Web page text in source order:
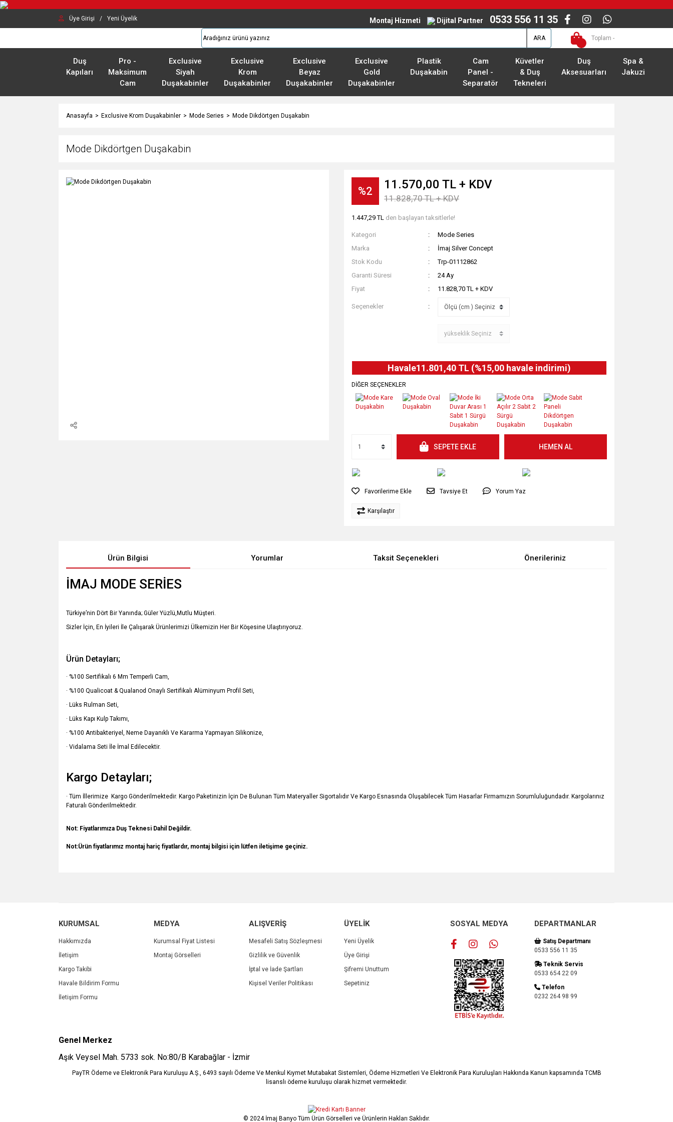
Üye Girişi / Yeni Üyelik Montaj Hizmeti Dijital Partner 0533 556 11 35
ARA Toplam -
Duş
Kapıları
Pro -
Maksimum
Cam
Exclusive
Siyah
Duşakabinler
Exclusive
Krom
Duşakabinler
Exclusive
Beyaz
Duşakabinler
Exclusive
Gold
Duşakabinler
Plastik
Duşakabin
Cam
Panel -
Separatör
Küvetler
& Duş
Tekneleri
Duş
Aksesuarları
Spa &
Jakuzi
Anasayfa Exclusive Krom Duşakabinler Mode Series Mode Dikdörtgen Duşakabin
Mode Dikdörtgen Duşakabin
%2 11.570,00 TL + KDV
11.828,70 TL + KDV
1.447,29 TL den başlayan taksitlerle!
Kategori
Mode Series
Marka
İmaj Silver Concept
Stok Kodu
Trp-01112862
Garanti Süresi
24 Ay
Fiyat
11.828,70 TL + KDV
Seçenekler
Havale11.801,40 TL (%15,00 havale indirimi)
DİĞER SEÇENEKLER
SEPETE EKLE HEMEN AL
Tavsiye Et Yorum Yaz
Karşılaştır
Ürün Bilgisi Yorumlar Taksit Seçenekleri Önerileriniz
İMAJ MODE SERİES
Türkiye’nin Dört Bir Yanında; Güler Yüzlü,Mutlu Müşteri.
Sizler İçin, En İyileri İle Çalışarak Ürünlerimizi Ülkemizin Her Bir Köşesine Ulaştırıyoruz.
Ürün Detayları;
· %100 Sertifikalı 6 Mm Temperli Cam,
· %100 Qualicoat & Qualanod Onaylı Sertifikalı Alüminyum Profil Seti,
· Lüks Rulman Seti,
· Lüks Kapı Kulp Takımı,
· %100 Antibakteriyel, Neme Dayanıklı Ve Kararma Yapmayan Silikonize,
· Vidalama Seti İle İmal Edilecektir.
Kargo Detayları;
· Tüm İllerimize Kargo Gönderilmektedir. Kargo Paketinizin İçin De Bulunan Tüm Materyaller Sigortalıdır Ve Kargo Esnasında Oluşabilecek Tüm Hasarlar Firmamızın Sorumluluğundadır. Kargolarınız
Faturalı Gönderilmektedir.
Not: Fiyatlarımıza Duş Teknesi Dahil Değildir.
Not:Ürün fiyatlarımız montaj hariç fiyatlardır, montaj bilgisi için lütfen iletişime geçiniz.
Yorum Yaz
Ürün açıklamasında eksik bilgiler bulunuyor.
Ürün bilgilerinde hatalar bulunuyor.
Ürün fiyatı diğer sitelerden daha pahalı.
Bu ürüne benzer farklı alternatifler olmalı.
KURUMSAL
Hakkımızda
İletişim
Kargo Takibi
Havale Bildirim Formu
İletişim Formu
MEDYA
Kurumsal Fiyat Listesi
Montaj Görselleri
ALIŞVERİŞ
Mesafeli Satış Sözleşmesi
Gizlilik ve Güvenlik
İptal ve İade Şartları
Kişisel Veriler Politikası
ÜYELİK
Yeni Üyelik
Üye Girişi
Şifremi Unuttum
Sepetiniz
SOSYAL MEDYA DEPARTMANLAR
Satış Departmanı
0533 556 11 35
Teknik Servis
0533 654 22 09
Telefon
0232 264 98 99
Genel Merkez
Aşık Veysel Mah. 5733 sok. No:80/B Karabağlar - İzmir
PayTR Ödeme ve Elektronik Para Kuruluşu A.Ş., 6493 sayılı Ödeme Ve Menkul Kıymet Mutabakat Sistemleri, Ödeme Hizmetleri Ve Elektronik Para Kuruluşları Hakkında Kanun kapsamında TCMB
lisanslı ödeme kuruluşu olarak hizmet vermektedir.
© 2024 İmaj Banyo Tüm Ürün Görselleri ve Ürünlerin Hakları Saklıdır.